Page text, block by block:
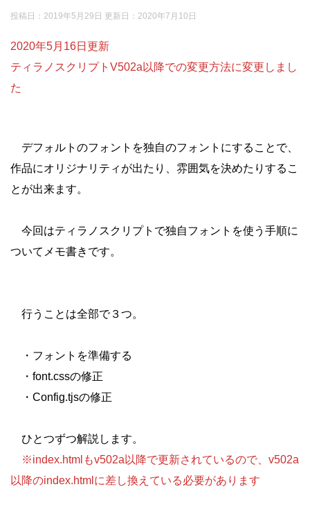
投稿日：2019年5月29日 更新日： 2020年7月10日
2020年5月16日更新
ティラノスクリプトV502a以降での変更方法に変更しまし
た
デフォルトのフォントを独自のフォントにすることで、
作品にオリジナリティが出たり、雰囲気を決めたりするこ
とが出来ます。
今回はティラノスクリプトで独自フォントを使う手順に
ついてメモ書きです。
行うことは全部で３つ。
・フォントを準備する
・font.cssの修正
・Config.tjsの修正
ひとつずつ解説します。
※index.htmlもv502a以降で更新されているので、v502a
以降のindex.htmlに差し換えている必要があります